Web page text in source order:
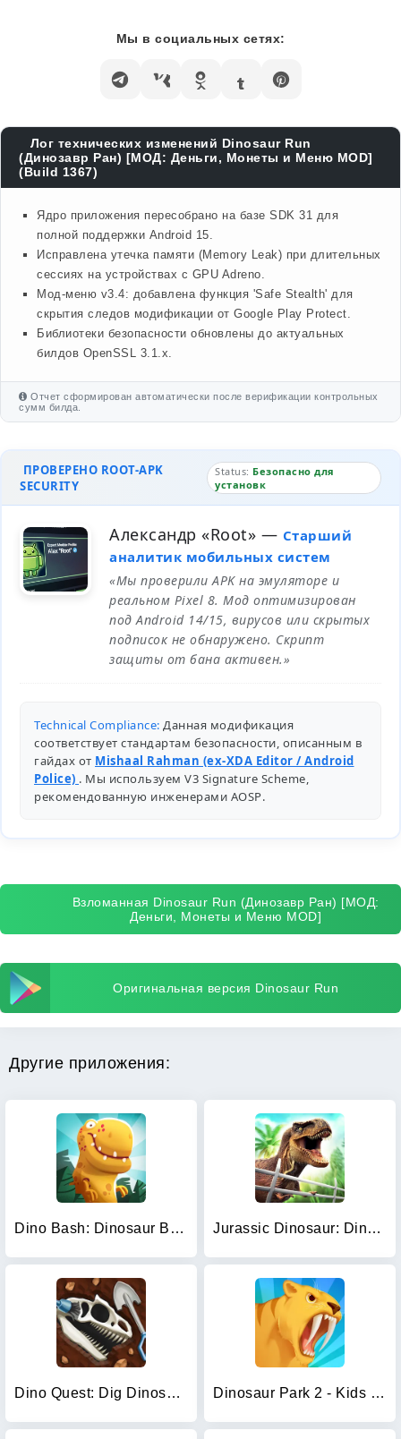
Мы в социальных сетях:
Лог технических изменений Dinosaur Run
(Динозавр Ран) [МОД: Деньги, Монеты и Меню MOD]
(Build 1367)
Ядро приложения пересобрано на базе SDK 31 для
полной поддержки Android 15.
Исправлена утечка памяти (Memory Leak) при длительных
сессиях на устройствах с GPU Adreno.
Мод-меню v3.4: добавлена функция 'Safe Stealth' для
скрытия следов модификации от Google Play Protect.
Библиотеки безопасности обновлены до актуальных
билдов OpenSSL 3.1.x.
Отчет сформирован автоматически после верификации контрольных
сумм билда.
ПРОВЕРЕНО ROOT-APK
SECURITY
Status: Безопасно для
установк
Александр «Root» — Старший
аналитик мобильных систем
«Мы проверили APK на эмуляторе и
реальном Pixel 8. Мод оптимизирован
под Android 14/15, вирусов или скрытых
подписок не обнаружено. Скрипт
защиты от бана активен.»
Technical Compliance: Данная модификация
соответствует стандартам безопасности, описанным в
гайдах от Mishaal Rahman (ex-XDA Editor / Android
Police) . Мы используем V3 Signature Scheme,
рекомендованную инженерами AOSP.
Взломанная Dinosaur Run (Динозавр Ран) [МОД:
Деньги, Монеты и Меню MOD]
Оригинальная версия Dinosaur Run
Другие приложения:
Dino Bash: Dinosaur Battle Jurassic Dinosaur: Dino Game
Dino Quest: Dig Dinosaur Game Dinosaur Park 2 - Kids Games